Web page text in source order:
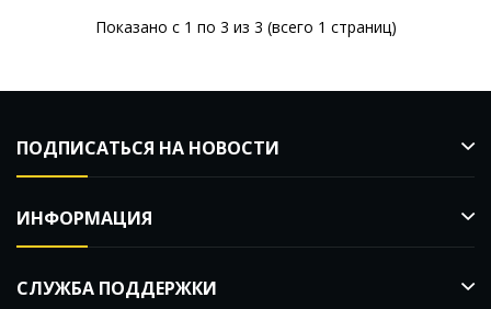
Показано с 1 по 3 из 3 (всего 1 страниц)
ПОДПИСАТЬСЯ НА НОВОСТИ
ИНФОРМАЦИЯ
СЛУЖБА ПОДДЕРЖКИ